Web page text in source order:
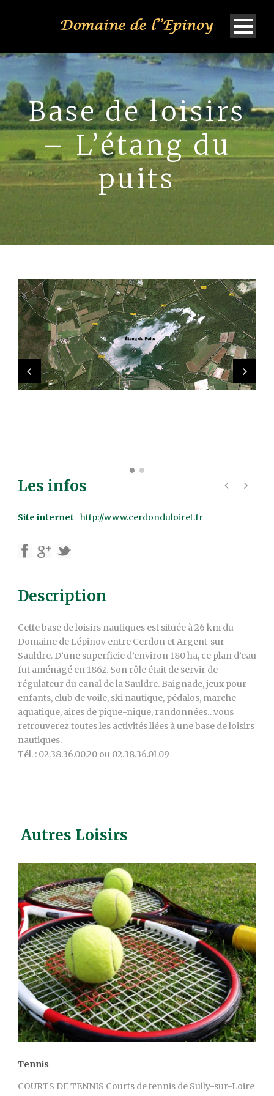
Base de loisirs
– L’étang du
puits
Les infos
Site internet http://www.cerdonduloiret.fr
Description
Cette base de loisirs nautiques est située à 26 km du
Domaine de Lépinoy entre Cerdon et Argent-sur-
Sauldre. D’une superficie d’environ 180 ha, ce plan d’eau
fut aménagé en 1862. Son rôle était de servir de
régulateur du canal de la Sauldre. Baignade, jeux pour
enfants, club de voile, ski nautique, pédalos, marche
aquatique, aires de pique-nique, randonnées…vous
retrouverez toutes les activités liées à une base de loisirs
nautiques.
Tél. : 02.38.36.00.20 ou 02.38.36.01.09
Autres Loisirs
Tennis
COURTS DE TENNIS Courts de tennis de Sully-sur-Loire